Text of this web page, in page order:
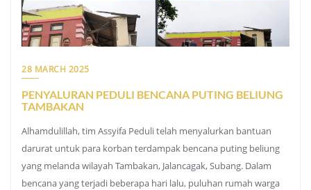
28 MARCH 2025
PENYALURAN PEDULI BENCANA PUTING BELIUNG
TAMBAKAN
Alhamdulillah, tim Assyifa Peduli telah menyalurkan bantuan
darurat untuk para korban terdampak bencana puting beliung
yang melanda wilayah Tambakan, Jalancagak, Subang. Dalam
bencana yang terjadi beberapa hari lalu, puluhan rumah warga